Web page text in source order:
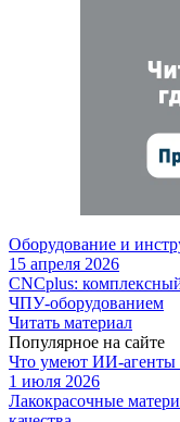
Оборудование и
15 апреля 2026
CNCplus:
ЧПУ-оборудованием
Читать материал
Популярное на сайте
Что умеют ИИ-
1 июля 2026
Лакокрасочные